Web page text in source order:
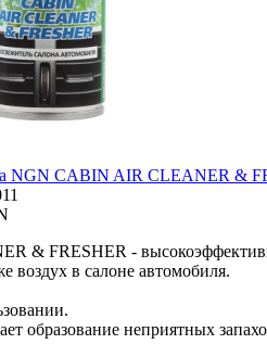
NGN CABIN AIR CLEANER &
& FRESHER -
воздух в салоне автомобиля.
образование неприятных